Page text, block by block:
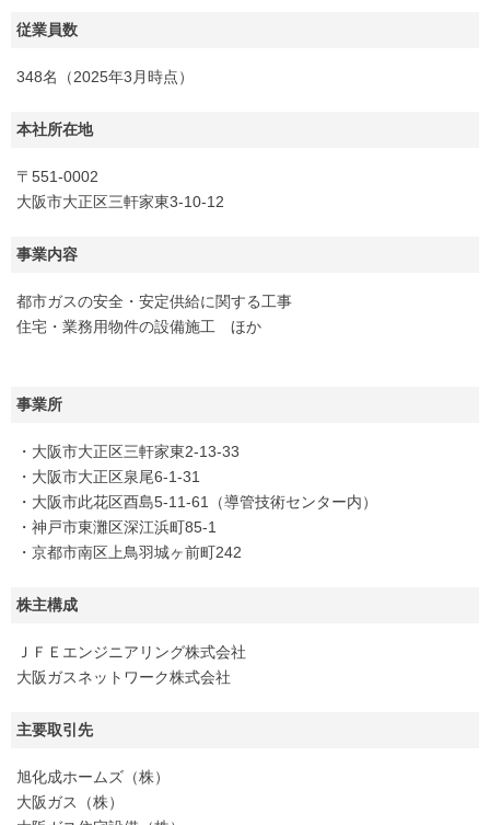
従業員数
348名（2025年3月時点）
本社所在地
〒551-0002
大阪市大正区三軒家東3-10-12
事業内容
都市ガスの安全・安定供給に関する工事
住宅・業務用物件の設備施工 ほか
事業所
・大阪市大正区三軒家東2-13-33
・大阪市大正区泉尾6-1-31
・大阪市此花区酉島5-11-61（導管技術センター内）
・神戸市東灘区深江浜町85-1
・京都市南区上鳥羽城ヶ前町242
株主構成
ＪＦＥエンジニアリング株式会社
大阪ガスネットワーク株式会社
主要取引先
旭化成ホームズ（株）
大阪ガス（株）